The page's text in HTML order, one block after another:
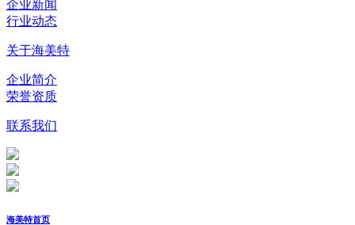
企业新闻
行业动态
关于海美特
企业简介
荣誉资质
联系我们
海美特首页